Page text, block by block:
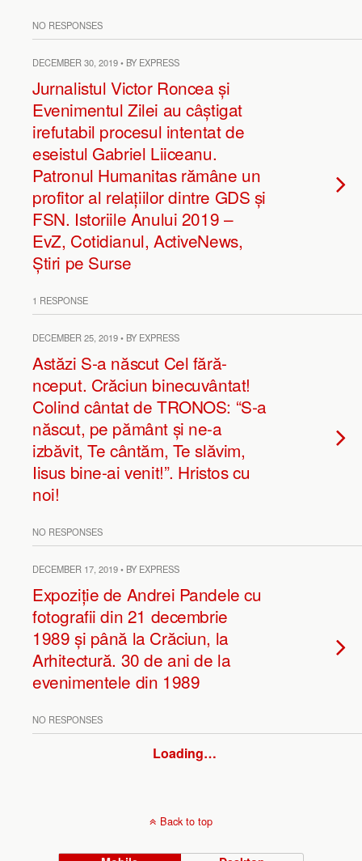
NO RESPONSES
DECEMBER 30, 2019 • BY EXPRESS
Jurnalistul Victor Roncea și
Evenimentul Zilei au câștigat
irefutabil procesul intentat de
eseistul Gabriel Liiceanu.
Patronul Humanitas rămâne un
profitor al relațiilor dintre GDS și
FSN. Istoriile Anului 2019 –
EvZ, Cotidianul, ActiveNews,
Știri pe Surse
1 RESPONSE
DECEMBER 25, 2019 • BY EXPRESS
Astăzi S-a născut Cel fără-
nceput. Crăciun binecuvântat!
Colind cântat de TRONOS: “S-a
născut, pe pământ și ne-a
izbăvit, Te cântăm, Te slăvim,
Iisus bine-ai venit!”. Hristos cu
noi!
NO RESPONSES
DECEMBER 17, 2019 • BY EXPRESS
Expoziție de Andrei Pandele cu
fotografii din 21 decembrie
1989 și până la Crăciun, la
Arhitectură. 30 de ani de la
evenimentele din 1989
NO RESPONSES
Loading…
Back to top